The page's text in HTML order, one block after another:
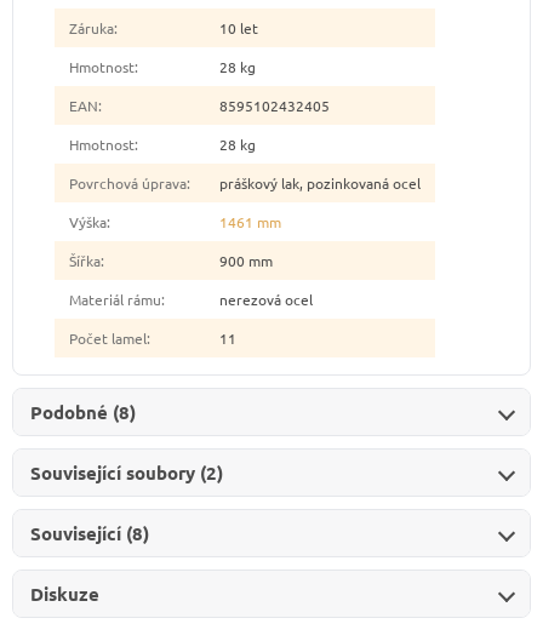
Záruka:
10 let
Hmotnost:
28 kg
EAN:
8595102432405
Hmotnost:
28 kg
Povrchová úprava:
práškový lak, pozinkovaná ocel
Výška:
1461 mm
Šířka:
900 mm
Materiál rámu:
nerezová ocel
Počet lamel: 11
Podobné (8)
Související soubory (2)
Související (8)
Diskuze